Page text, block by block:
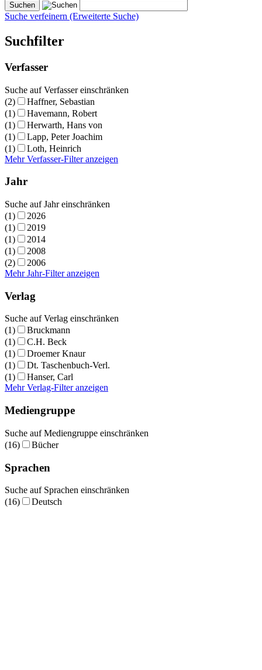
Suche verfeinern (Erweiterte Suche)
Suchfilter
Verfasser
Suche auf Verfasser einschränken
(2)
Haffner, Sebastian
(1)
Havemann, Robert
(1)
Herwarth, Hans von
(1)
Lapp, Peter Joachim
(1)
Loth, Heinrich
Mehr Verfasser-Filter anzeigen
Jahr
Suche auf Jahr einschränken
(1)
2026
(1)
2019
(1)
2014
(1)
2008
(2)
2006
Mehr Jahr-Filter anzeigen
Verlag
Suche auf Verlag einschränken
(1)
Bruckmann
(1)
C.H. Beck
(1)
Droemer Knaur
(1)
Dt. Taschenbuch-Verl.
(1)
Hanser, Carl
Mehr Verlag-Filter anzeigen
Mediengruppe
Suche auf Mediengruppe einschränken
(16)
Bücher
Sprachen
Suche auf Sprachen einschränken
(16)
Deutsch